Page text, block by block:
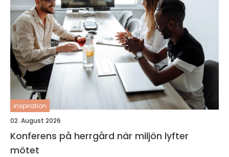
inspiration
02. August 2026
Konferens på herrgård när miljön lyfter
mötet